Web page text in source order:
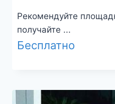
Рекомендуйте
получайте ...
Бесплатно